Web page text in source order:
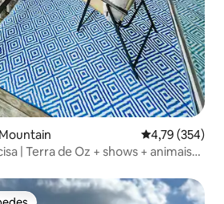
4,79 de uma
4,79 (354)
| Terra de Oz + shows + animais